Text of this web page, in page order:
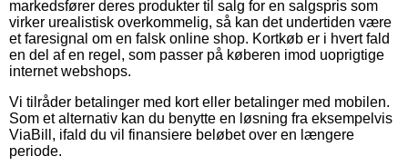
markedsfører deres produkter til salg for en salgspris som
virker urealistisk overkommelig, så kan det undertiden være
et faresignal om en falsk online shop. Kortkøb er i hvert fald
en del af en regel, som passer på køberen imod uoprigtige
internet webshops.
Vi tilråder betalinger med kort eller betalinger med mobilen.
Som et alternativ kan du benytte en løsning fra eksempelvis
ViaBill, ifald du vil finansiere beløbet over en længere
periode.